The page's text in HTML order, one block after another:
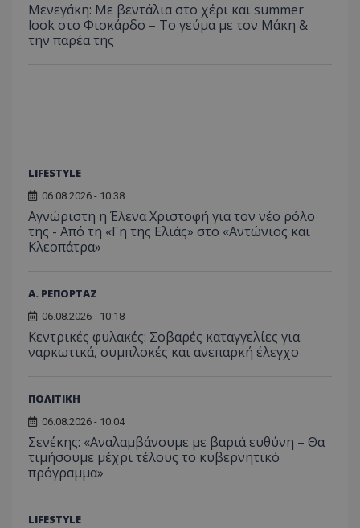
Μενεγάκη: Με βεντάλια στο χέρι και summer
look στο Φισκάρδο – Το γεύμα με τον Μάκη &
την παρέα της
LIFESTYLE
06.08.2026 - 10:38
Αγνώριστη η Έλενα Χριστοφή για τον νέο ρόλο
της - Από τη «Γη της Ελιάς» στο «Αντώνιος και
Κλεοπάτρα»
Α. ΡΕΠΟΡΤΑΖ
06.08.2026 - 10:18
Κεντρικές φυλακές: Σοβαρές καταγγελίες για
ναρκωτικά, συμπλοκές και ανεπαρκή έλεγχο
ΠΟΛΙΤΙΚΗ
06.08.2026 - 10:04
Σενέκης: «Αναλαμβάνουμε με βαριά ευθύνη – Θα
τιμήσουμε μέχρι τέλους το κυβερνητικό
πρόγραμμα»
LIFESTYLE